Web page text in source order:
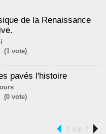
de la Renaissance
(1 vote)
pavés l'histoire
(0 vote)
1 sur 7